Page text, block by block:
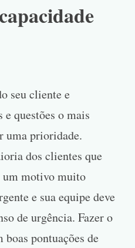
seu cliente e
questões o mais
uma prioridade.
dos clientes que
um motivo muito
e sua equipe deve
de urgência. Fazer o
pontuações de